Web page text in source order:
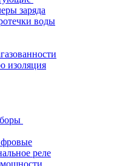
заряда
воды
изоляция
реле